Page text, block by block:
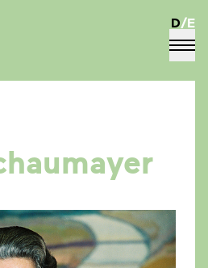
D/E